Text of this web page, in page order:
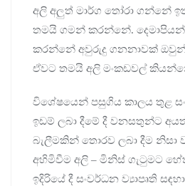
අලි අලුත් මාර්ග තෝරා ගන්නේ
තමයි ගමන් කරන්නේ.
කරන්නේ අවුරුදු ගනනාවක්
ඒවට තමයි අලි මංකඩවල්
විශේෂයෙන් පසුගිය කාලය තුළ
ඉඩම් ලබා දීමේ දී වනසතුන්ට
බැලීමකින් තොරව ලබා දීම
අහිමිවීම අලි – මිනිස් ගැටුමට
ඉදිරියේ දී සංවර්ධන ව්‍යාපෘති